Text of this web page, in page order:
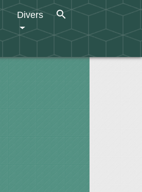
Divers search